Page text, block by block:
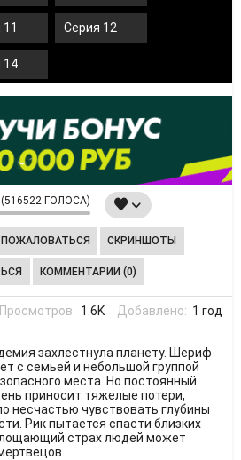
Серия 12
14
(516522 ГОЛОСА)
ПОЖАЛОВАТЬСЯ СКРИНШОТЫ
КОММЕНТАРИИ (0)
Просмотров: 1.6K Добавлено: 1 год
захлестнула планету. Шериф
с семьей и небольшой группой
места. Но постоянный
приносит тяжелые потери,
несчастью чувствовать глубины
Рик пытается спасти близких
страх людей может